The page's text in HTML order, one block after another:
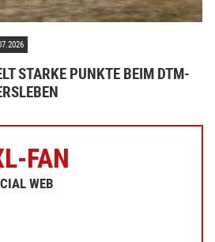
STARKE PUNKTE BEIM DTM-
FAN
WEB